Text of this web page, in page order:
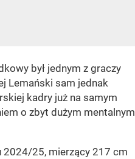
był jednym z graczy
Lemański sam jednak
kadry już na samym
o zbyt dużym mentalnym
2024/25, mierzący 217 cm